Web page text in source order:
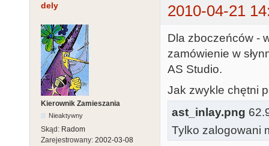
dely 2010-04-21
Kierownik Zamieszania
Nieaktywny
Skąd: Radom
Zarejestrowany: 2002-03-08
Dla zboczeńców -
zamówienie w
AS Studio.
Jak zwykle chętni
ast_inlay.png
Tylko zalogowani